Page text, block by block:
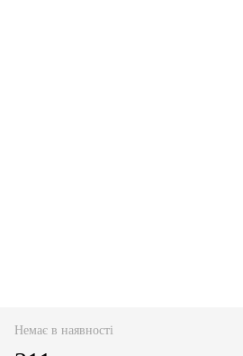
Немає в наявності